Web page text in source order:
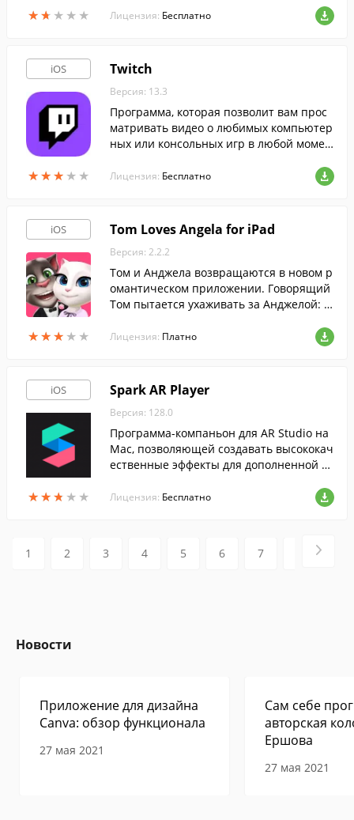
★★ ★ ★ ★
★★ ★ ★ ★ Лицензия: Бесплатно
iOS
★★★ ★ ★
★★★ ★ ★
Twitch
Версия: 13.3
Программа, которая позволит вам прос
матривать видео о любимых компьютер
ных или консольных игр в любой момен
Лицензия: Бесплатно
iOS
★★★ ★ ★
★★★ ★ ★
Tom Loves Angela for iPad
Версия: 2.2.2
Том и Анджела возвращаются в новом р
омантическом приложении. Говорящий
Том пытается ухаживать за Анджелой: п
нку, разговаривает с ней и дарит подар
Лицензия: Платно
iOS
★★★ ★ ★
★★★ ★ ★
Spark AR Player
Версия: 128.0
Программа-компаньон для AR Studio на
Mac, позволяющей создавать высококач
ественные эффекты для дополненной р
Лицензия: Бесплатно
1 2 3 4 5 6 7
Новости
Приложение для дизайна
Canva: обзор функционала
27 мая 2021
Сам себе
авторская
Ершова
27 мая 2021